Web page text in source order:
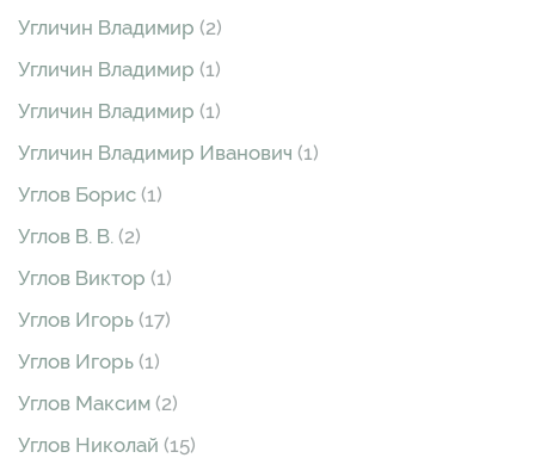
Угличин Владимир (2)
Угличин Владимир (1)
Угличин Владимир (1)
Угличин Владимир Иванович (1)
Углов Борис (1)
Углов В. В. (2)
Углов Виктор (1)
Углов Игорь (17)
Углов Игорь (1)
Углов Максим (2)
Углов Николай (15)